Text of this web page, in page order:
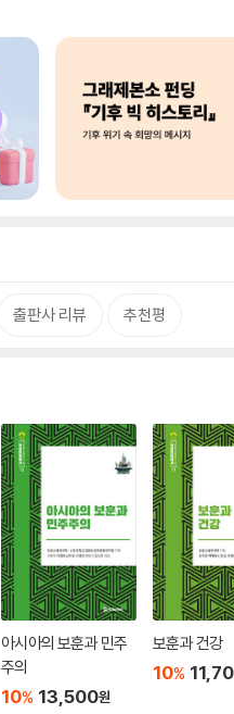
출판사 리뷰 추천평
아시아의 보훈과 민주
주의
10% 13,500원
보훈과 건강
10%